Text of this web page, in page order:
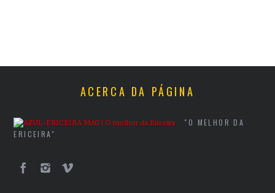
ACERCA DA PÁGINA
"O MELHOR DA
ERICEIRA"